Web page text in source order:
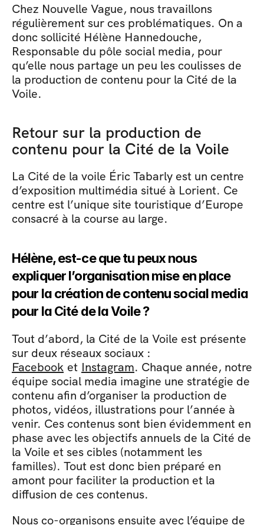
Chez Nouvelle Vague, nous travaillons
régulièrement sur ces problématiques. On a
donc sollicité Hélène Hannedouche,
Responsable du pôle social media, pour
qu’elle nous partage un peu les coulisses de
la production de contenu pour la Cité de la
Voile.
Retour sur la production de
contenu pour la Cité de la Voile
La Cité de la voile Éric Tabarly est un centre
d’exposition multimédia situé à Lorient. Ce
centre est l’unique site touristique d’Europe
consacré à la course au large.
Hélène, est-ce que tu peux nous
expliquer l’organisation mise en place
pour la création de contenu social media
pour la Cité de la Voile ?
Tout d’abord, la Cité de la Voile est présente
Facebook et Instagram. Chaque année, notre
équipe social media imagine une stratégie de
contenu afin d’organiser la production de
photos, vidéos, illustrations pour l’année à
venir. Ces contenus sont bien évidemment en
phase avec les objectifs annuels de la Cité de
la Voile et ses cibles (notamment les
familles). Tout est donc bien préparé en
amont pour faciliter la production et la
diffusion de ces contenus.
Nous co-organisons ensuite avec l’équipe de